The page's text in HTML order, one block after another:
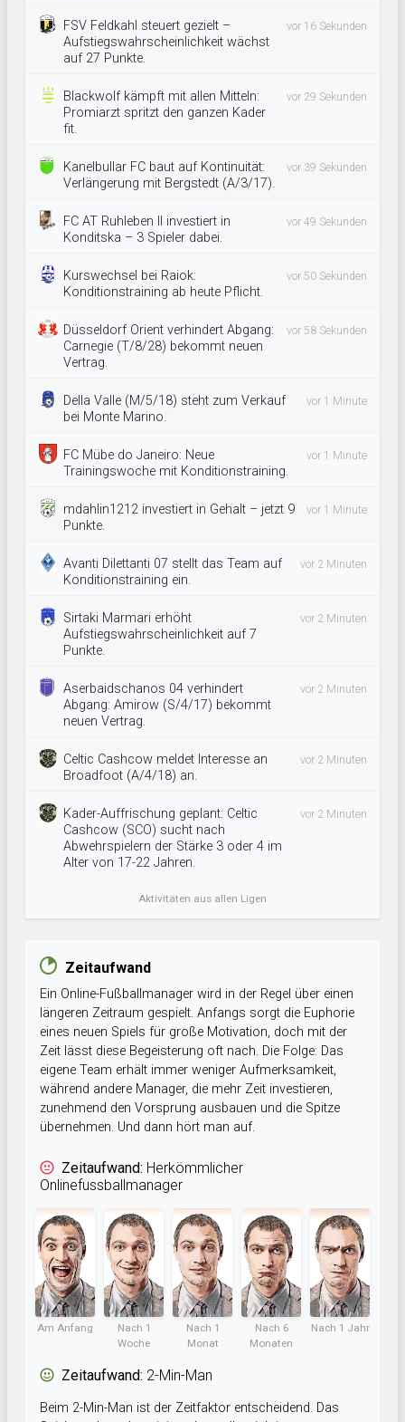
FSV Feldkahl steuert gezielt –
Aufstiegswahrscheinlichkeit wächst
auf 27 Punkte.
vor 16 Sekunden
Blackwolf kämpft mit allen Mitteln:
Promiarzt spritzt den ganzen Kader
fit.
vor 29 Sekunden
Kanelbullar FC baut auf Kontinuität:
Verlängerung mit Bergstedt (A/3/17).
vor 39 Sekunden
FC AT Ruhleben II investiert in
Konditska – 3 Spieler dabei.
vor 49 Sekunden
Kurswechsel bei Raiok:
Konditionstraining ab heute Pflicht.
vor 50 Sekunden
Düsseldorf Orient verhindert Abgang:
Carnegie (T/8/28) bekommt neuen
Vertrag.
vor 58 Sekunden
Della Valle (M/5/18) steht zum Verkauf
bei Monte Marino.
vor 1 Minute
FC Mübe do Janeiro: Neue
Trainingswoche mit Konditionstraining.
vor 1 Minute
mdahlin1212 investiert in Gehalt – jetzt 9
Punkte.
vor 1 Minute
Avanti Dilettanti 07 stellt das Team auf
Konditionstraining ein.
vor 2 Minuten
Sirtaki Marmari erhöht
Aufstiegswahrscheinlichkeit auf 7
Punkte.
vor 2 Minuten
Aserbaidschanos 04 verhindert
Abgang: Amirow (S/4/17) bekommt
neuen Vertrag.
vor 2 Minuten
Celtic Cashcow meldet Interesse an
Broadfoot (A/4/18) an.
vor 2 Minuten
Kader-Auffrischung geplant: Celtic
Cashcow (SCO) sucht nach
Abwehrspielern der Stärke 3 oder 4 im
Alter von 17-22 Jahren.
vor 2 Minuten
Aktivitäten aus allen Ligen
Zeitaufwand
Ein Online-Fußballmanager wird in der Regel über einen
längeren Zeitraum gespielt. Anfangs sorgt die Euphorie
eines neuen Spiels für große Motivation, doch mit der
Zeit lässt diese Begeisterung oft nach. Die Folge: Das
eigene Team erhält immer weniger Aufmerksamkeit,
während andere Manager, die mehr Zeit investieren,
zunehmend den Vorsprung ausbauen und die Spitze
übernehmen. Und dann hört man auf.
Zeitaufwand: Herkömmlicher
Onlinefussballmanager
Am Anfang
Nach 1
Woche
Nach 1
Monat
Nach 6
Monaten
Nach 1 Jahr
Zeitaufwand: 2-Min-Man
Beim 2-Min-Man ist der Zeitfaktor entscheidend. Das